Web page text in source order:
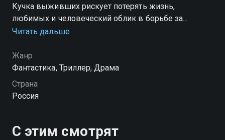
Кучка выживших рискует потерять жизнь,
любимых и человеческий облик в борьбе за
существование
Посмотреть онлайн 1 сезон сериала Эпидемия вы
можете совершенно бесплатно в хорошем HD
качестве на Смотрёшке
Читать дальше
Жанр
Фантастика, Триллер, Драма
Страна
Россия
С этим смотрят